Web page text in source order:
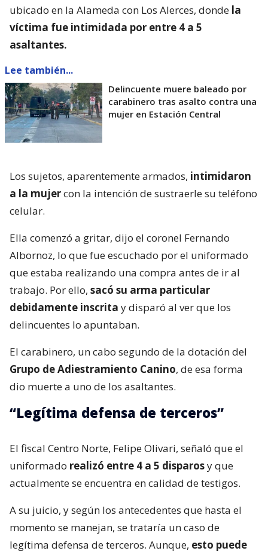
ubicado en la Alameda con Los Alerces, donde la
víctima fue intimidada por entre 4 a 5
asaltantes.
Lee también...
Delincuente muere baleado por
carabinero tras asalto contra una
mujer en Estación Central
Los sujetos, aparentemente armados, intimidaron
a la mujercon la intención de sustraerle su teléfono
celular.
Ella comenzó a gritar, dijo el coronel Fernando
Albornoz, lo que fue escuchado por el uniformado
que estaba realizando una compra antes de ir al
trabajo. Por ello, sacó su arma particular
debidamente inscrita y disparó al ver que los
delincuentes lo apuntaban.
El carabinero, un cabo segundo de la dotación del
Grupo de Adiestramiento Canino, de esa forma
dio muerte a uno de los asaltantes.
“Legítima defensa de terceros”
El fiscal Centro Norte, Felipe Olivari, señaló que el
uniformado realizó entre 4 a 5 disparosy que
actualmente se encuentra en calidad de testigos.
A su juicio, y según los antecedentes que hasta el
momento se manejan, se trataría un caso de
legítima defensa de terceros. Aunque, esto puede